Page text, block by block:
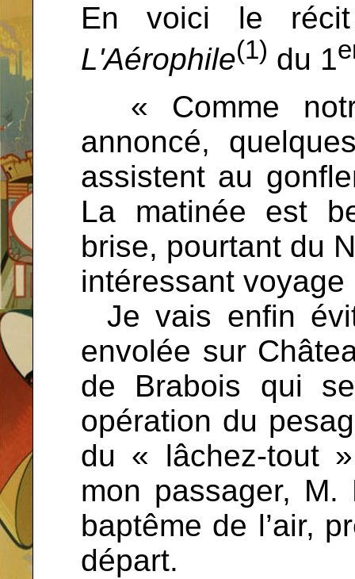
En voici le
L'Aérophile(1) du 1
« Comme
annoncé,
assistent au
La matinée est
brise, pourtant du
intéressant voyage
Je vais enfin
envolée sur
de Brabois qui
opération du
du « lâchez-tout
mon passager, M.
baptême de l’air,
départ.